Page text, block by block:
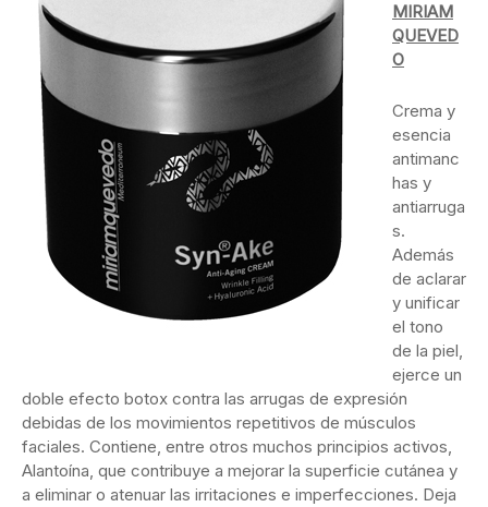
MIRIAM
QUEVED
O
Crema y
esencia
antimanc
has y
antiarruga
s.
Además
de aclarar
y unificar
el tono
de la piel,
ejerce un
doble efecto botox contra las arrugas de expresión
debidas de los movimientos repetitivos de músculos
faciales. Contiene, entre otros muchos principios activos,
Alantoína, que contribuye a mejorar la superficie cutánea y
a eliminar o atenuar las irritaciones e imperfecciones. Deja